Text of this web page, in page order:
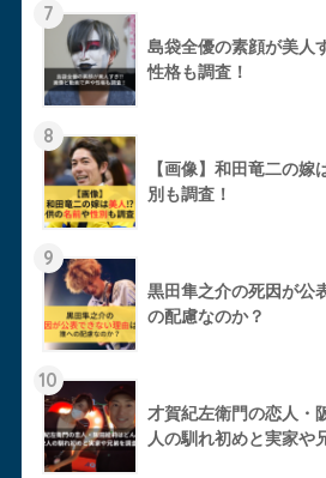
7
島袋全優の素顔が美人
性格も調査！
8
【画像】和田竜二の
別も調査！
9
黒田隼之介の死因が公
の配慮なのか？
10
才賀紀左衛門の恋人・
人の馴れ初めと実家や